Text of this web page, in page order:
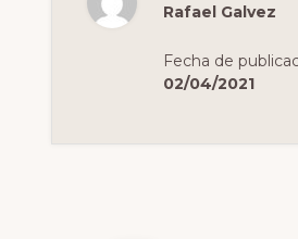
Rafael Galvez
Fecha de
02/04/2021